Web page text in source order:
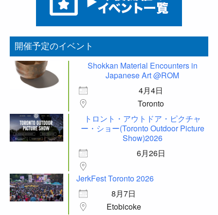
開催予定のイベント
Shokkan Material Encounters in
Japanese Art @ROM
4月4日
Toronto
トロント・アウトドア・ピクチャ
ー・ショー(Toronto Outdoor Picture
Show)2026
6月26日
JerkFest Toronto 2026
8月7日
Etobicoke